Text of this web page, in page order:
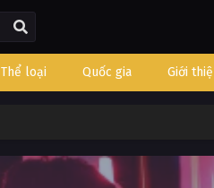
Thể loại Quốc gia Giới